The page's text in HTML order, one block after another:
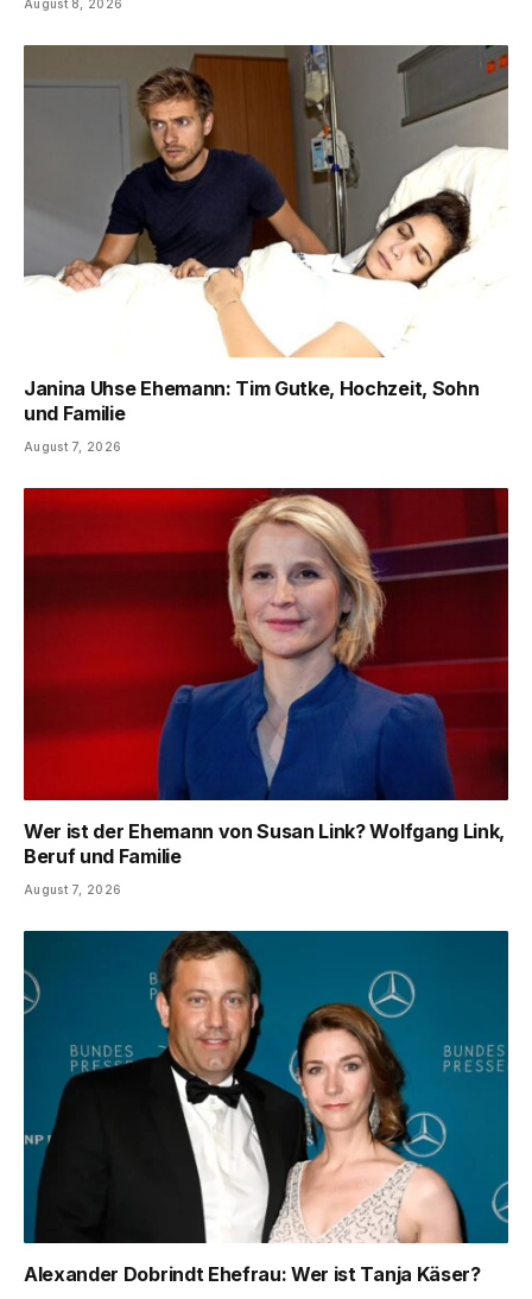
August 8, 2026
Janina Uhse Ehemann: Tim Gutke, Hochzeit, Sohn
und Familie
August 7, 2026
Wer ist der Ehemann von Susan Link? Wolfgang Link,
Beruf und Familie
August 7, 2026
Alexander Dobrindt Ehefrau: Wer ist Tanja Käser?